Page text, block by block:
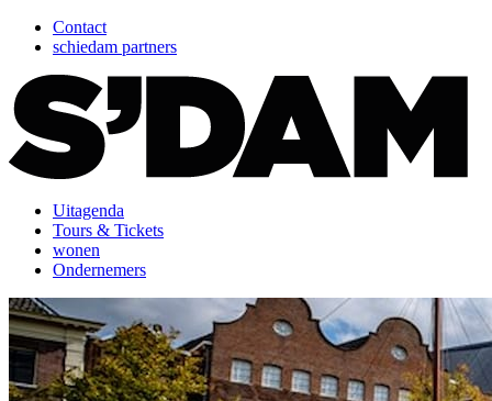
Contact
schiedam partners
Uitagenda
Tours & Tickets
wonen
Ondernemers